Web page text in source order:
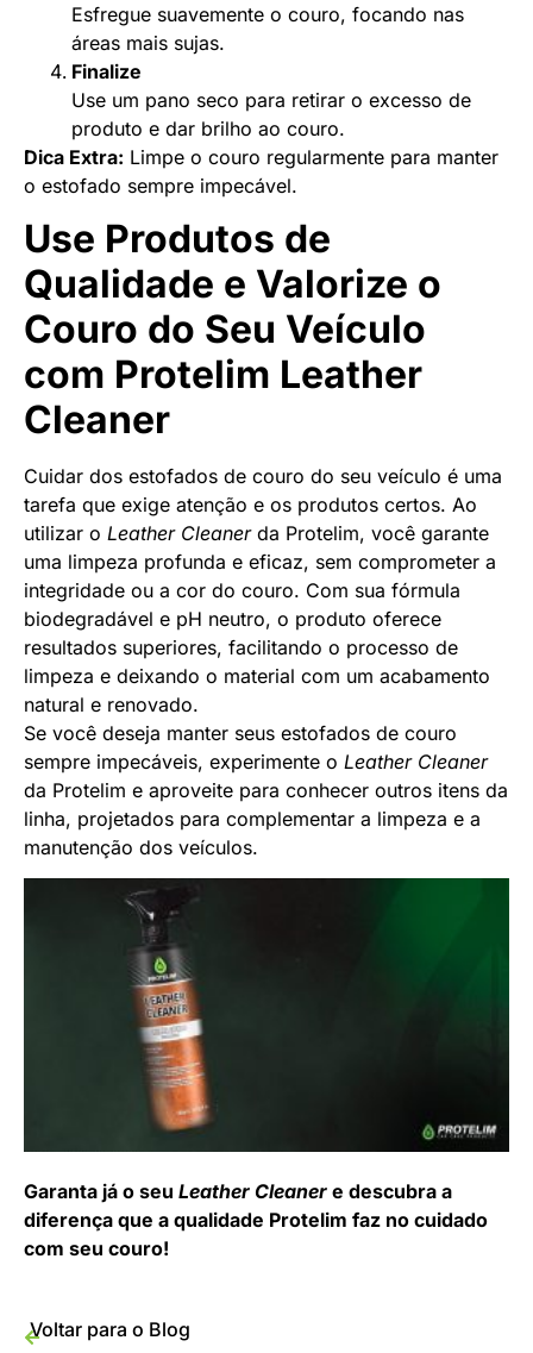
Esfregue suavemente o couro, focando nas
áreas mais sujas.
Finalize
Use um pano seco para retirar o excesso de
produto e dar brilho ao couro.
Dica Extra: Limpe o couro regularmente para manter
o estofado sempre impecável.
Use Produtos de
Qualidade e Valorize o
Couro do Seu Veículo
com Protelim Leather
Cleaner
Cuidar dos estofados de couro do seu veículo é uma
tarefa que exige atenção e os produtos certos. Ao
utilizar o Leather Cleanerda Protelim, você garante
uma limpeza profunda e eficaz, sem comprometer a
integridade ou a cor do couro. Com sua fórmula
biodegradável e pH neutro, o produto oferece
resultados superiores, facilitando o processo de
limpeza e deixando o material com um acabamento
natural e renovado.
Se você deseja manter seus estofados de couro
sempre impecáveis, experimente o Leather Cleaner
da Protelim e aproveite para conhecer outros itens da
linha, projetados para complementar a limpeza e a
manutenção dos veículos.
Garanta já o seu Leather Cleaner e descubra a
diferença que a qualidade Protelim faz no cuidado
com seu couro!
Voltar para o Blog